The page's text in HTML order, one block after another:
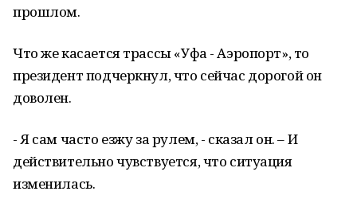
прошлом.
Что же касается трассы «Уфа - Аэропорт», то
президент подчеркнул, что сейчас дорогой он
доволен.
- Я сам часто езжу за рулем, - сказал он. – И
действительно чувствуется, что ситуация
изменилась.